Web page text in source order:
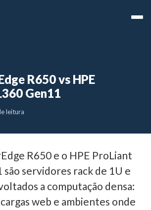
R650 vs HPE
Gen11
leitura
R650 e o HPE ProLiant
são servidores rack de 1U e
a computação densa:
web e ambientes onde